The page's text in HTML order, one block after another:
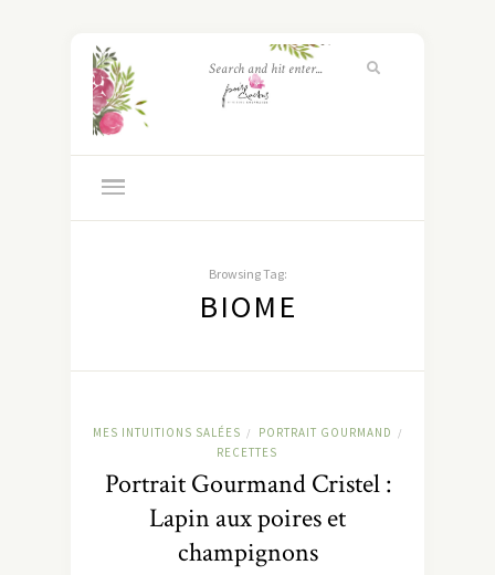
Browsing Tag:
BIOME
MES INTUITIONS SALÉES / PORTRAIT GOURMAND /
RECETTES
Portrait Gourmand Cristel :
Lapin aux poires et
champignons